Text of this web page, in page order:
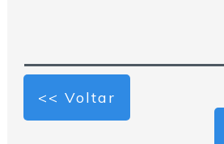
<< Voltar